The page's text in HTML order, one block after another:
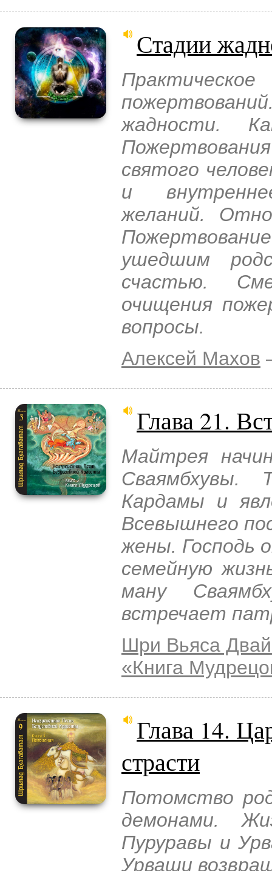
Стадии
жадности.
святого
и
желаний.
ушедшим
счастью.
очищения
вопросы.
Алексей Махов
Глава 21.
Майтрея
Сваямбхувы.
Кардамы и
Всевышнего
жены. Господь
семейную
ману
встречает
Шри Вьяса
«Книга
Глава 14.
страсти
Потомство
демонами.
Пуруравы и
Урваши